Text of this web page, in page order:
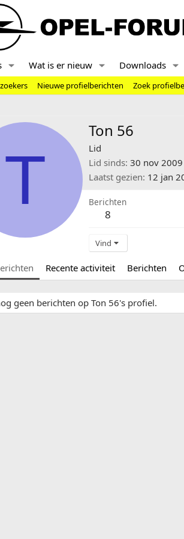
Wat is er nieuw Downloads
Nieuwe profielberichten
Zoek
T
Ton 56
Lid
Lid sinds 30 nov 2009
Laatst gezien 12 jan
Berichten
8
Vind
Recente activiteit Berichten
geen berichten op Ton 56's profiel.